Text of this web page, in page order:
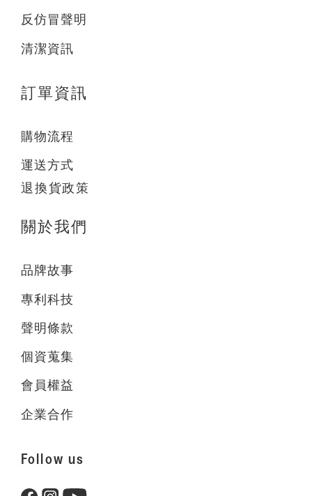
反仿冒聲明
清潔資訊
訂單資訊
購物流程
運送方式
退換貨政策
關於我們
品牌故事
專利科技
聲明條款
個資蒐集
會員權益
企業合作
Follow us